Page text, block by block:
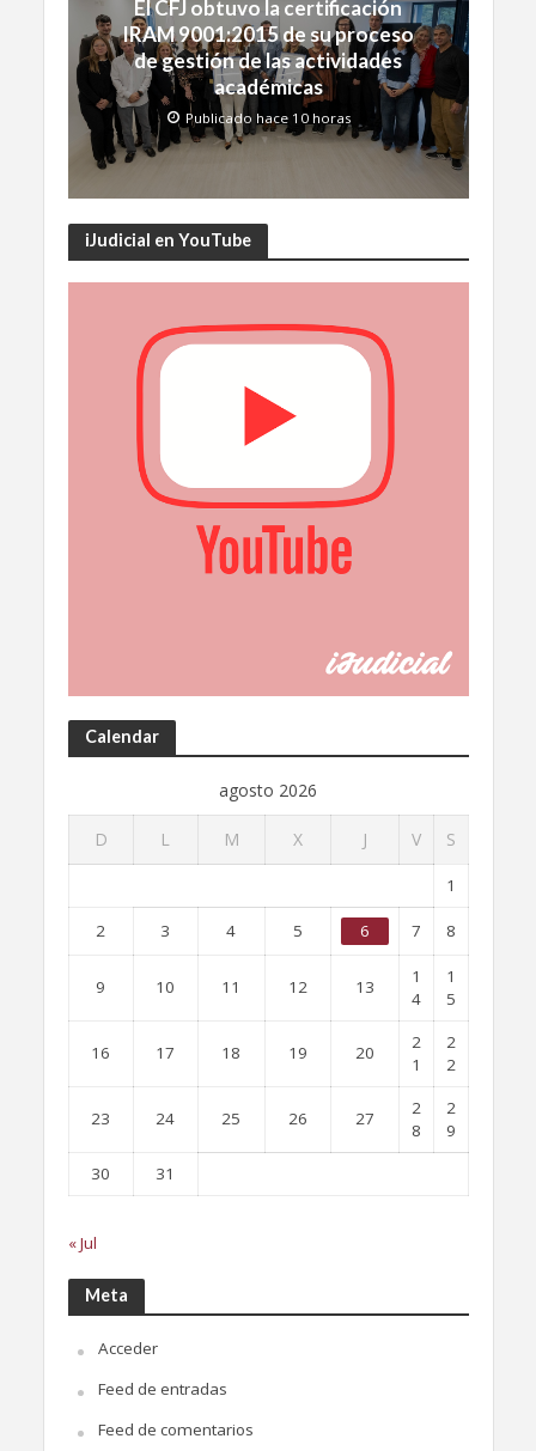
El CFJ obtuvo la certificación
IRAM 9001:2015 de su proceso
de gestión de las actividades
académicas
Publicado hace 10 horas
iJudicial en YouTube
Calendar
agosto 2026
D L M X J V S
1
2 3 4 5 6 7 8
9 10 11 12 13
1
4
1
5
16 17 18 19 20
2
1
2
2
23 24 25 26 27
2
8
2
9
30
31
« Jul
Meta
Acceder
Feed de entradas
Feed de comentarios